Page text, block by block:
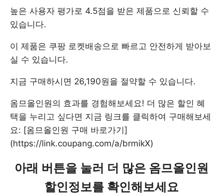
높은 사용자 평가로 4.5점을 받은 제품으로 신뢰할 수
있습니다.
이 제품은 쿠팡 로켓배송으로 빠르고 안전하게 받아보
실 수 있습니다.
지금 구매하시면 26,190원을 절약할 수 있습니다.
옴므올인원의 효과를 경험해보세요! 더 많은 할인 혜
택을 누리고 싶다면 지금 링크를 클릭하여 구매해보세
요: [옴므올인원 구매 바로가기]
(https://link.coupang.com/a/brmikX)
아래 버튼을 눌러 더 많은 옴므올인원
할인정보를 확인해보세요